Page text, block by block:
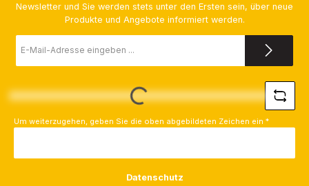
Newsletter und Sie werden stets unter den Ersten sein, über neue
Produkte und Angebote informiert werden.
Mail-
Loading...
Um weiterzugehen, geben Sie die oben abgebildeten Zeichen ein *
Datenschutz